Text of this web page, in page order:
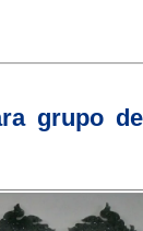
grupo